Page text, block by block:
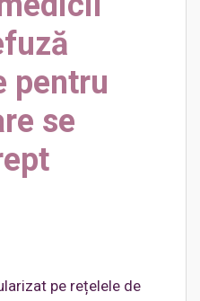
pentru
se
pe rețelele de